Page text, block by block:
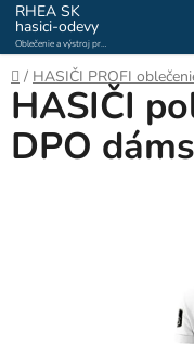
Prejsť
na
obsah
RHEA SK
hasici-odevy
Oblečenie a výstroj pre
hasičov a záchranárov
Domov
/ HASIČI PROFI
HASIČI
DPO